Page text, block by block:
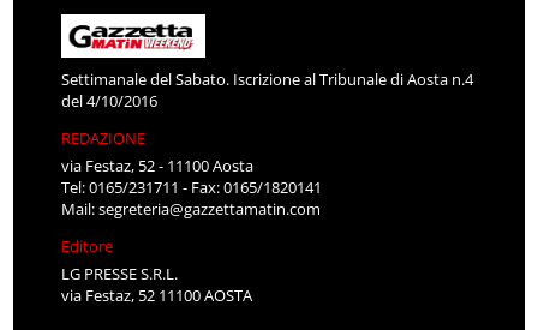
Settimanale del Sabato. Iscrizione al Tribunale di Aosta n.4
del 4/10/2016
REDAZIONE
via Festaz, 52 - 11100 Aosta
Tel: 0165/231711 - Fax: 0165/1820141
Mail:segreteria@gazzettamatin.com
Editore
LG PRESSE S.R.L.
via Festaz, 52 11100 AOSTA